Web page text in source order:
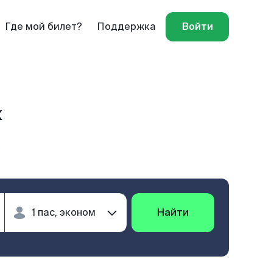
Где мой билет? Поддержка Войти
Найти